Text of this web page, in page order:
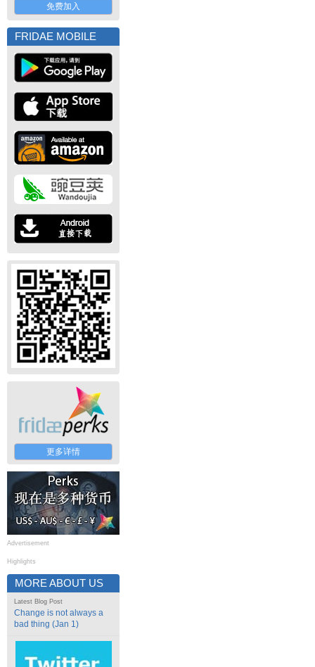
免费加入
FRIDAE MOBILE
更多详情
Advertisement
Highlights
MORE ABOUT US
Latest Blog Post
Change is not always a
bad thing (Jan 1)